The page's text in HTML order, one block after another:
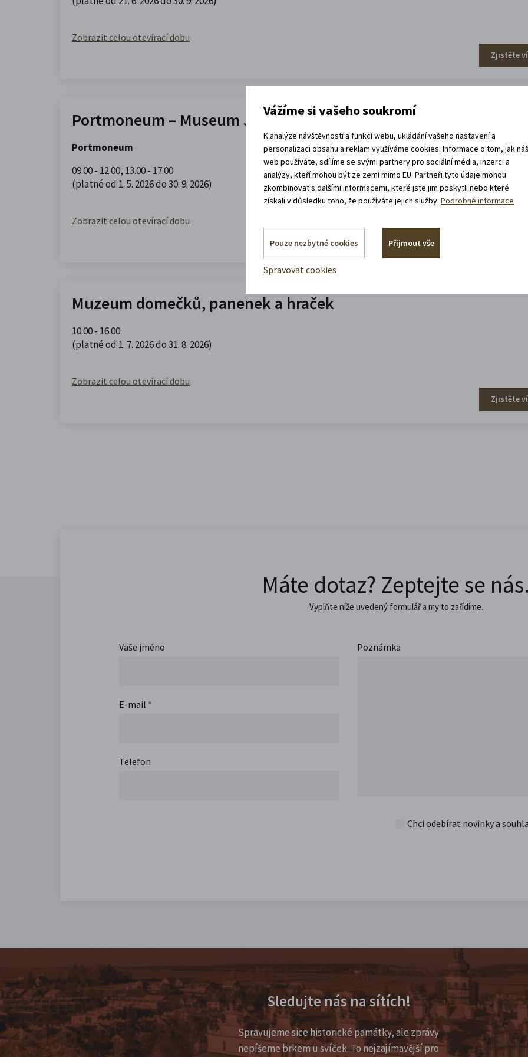
Zobrazit celou otevírací dobu
Zjistěte
Portmoneum – Museum Josefa Váchala
Portmoneum
09.00 - 12.00, 13.00 - 17.00
(platné od 1. 5. 2026 do 30. 9. 2026)
Zobrazit celou otevírací dobu
Muzeum domečků, panenek a hraček
10.00 - 16.00
(platné od 1. 7. 2026 do 31. 8. 2026)
Zobrazit celou otevírací dobu
Zjistěte
Máte dotaz? Zeptejte se
Vyplňte níže uvedený formulář a my to zařídíme.
Vaše jméno
E-mail *
Telefon
Poznámka
Chci odebírat novinky a
Sledujte nás na sítích!
Spravujeme sice historické památky, ale zprávy
nepíšeme brkem u svíček. To nejzajímavější pro
Vážíme si vašeho soukromí
K analýze návštěvnosti a funkcí webu, ukládání vašeho nastavení a
personalizaci obsahu a reklam využíváme cookies. Informace o tom, jak
web používáte, sdílíme se svými partnery pro sociální média, inzerci a
analýzy, kteří mohou být ze zemí mimo EU. Partneři tyto údaje mohou
zkombinovat s dalšími informacemi, které jste jim poskytli nebo které
získali v důsledku toho, že používáte jejich služby.Podrobné informace
Pouze nezbytné cookies Přijmout vše
Spravovat cookies